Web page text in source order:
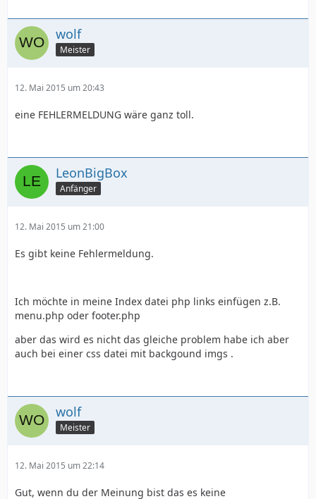
wolf
Meister
12. Mai 2015 um 20:43
eine FEHLERMELDUNG wäre ganz toll.
LeonBigBox
Anfänger
12. Mai 2015 um 21:00
Es gibt keine Fehlermeldung.
Ich möchte in meine Index datei php links einfügen z.B.
menu.php oder footer.php
aber das wird es nicht das gleiche problem habe ich aber
auch bei einer css datei mit backgound imgs .
wolf
Meister
12. Mai 2015 um 22:14
Gut, wenn du der Meinung bist das es keine